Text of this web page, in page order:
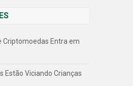
Criptomoedas Entra em
Estão Viciando Crianças